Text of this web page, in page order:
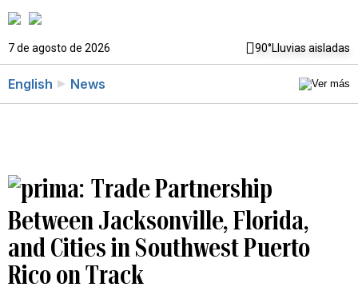
7 de agosto de 2026 90°Lluvias aisladas
English News
Trade Partnership
Between Jacksonville, Florida,
and Cities in Southwest Puerto
Rico on Track